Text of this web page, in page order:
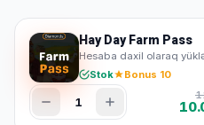
Hay Day Farm Pass
Hesaba daxil olaraq
Stok
Bonus 10
1